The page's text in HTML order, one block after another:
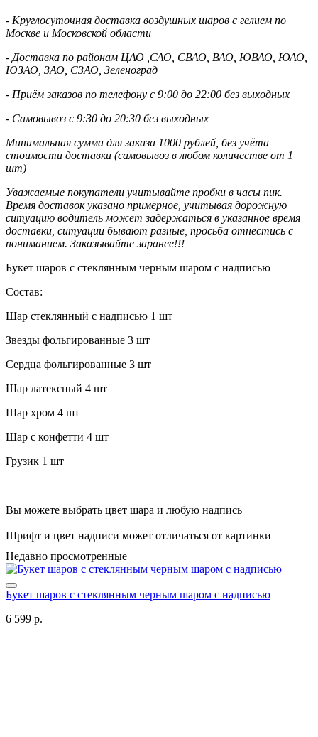
- Круглосуточная доставка воздушных шаров с гелием по
Москве и Московской области
- Доставка по районам ЦАО ,САО, СВАО, ВАО, ЮВАО, ЮАО,
ЮЗАО, ЗАО, СЗАО, Зеленоград
- Приём заказов по телефону с 9:00 до 22:00 без выходных
- Самовывоз с 9:30 до 20:30 без выходных
Минимальная сумма для заказа 1000 рублей, без учёта
стоимости доставки (самовывоз в любом количестве от 1
шт)
Уважаемые покупатели учитывайте пробки в часы пик.
Время доставок указано примерное, учитывая дорожную
ситуацию водитель может задержаться в указанное время
доставки, ситуации бывают разные, просьба отнестись с
пониманием. Заказывайте заранее!!!
Букет шаров с стеклянным черным шаром с надписью
Состав:
Шар стеклянный с надписью 1 шт
Звезды фольгированные 3 шт
Сердца фольгированные 3 шт
Шар латексный 4 шт
Шар хром 4 шт
Шар с конфетти 4 шт
Грузик 1 шт
Вы можете выбрать цвет шара и любую надпись
Шрифт и цвет надписи может отличаться от картинки
Недавно просмотренные
Букет шаров с стеклянным черным шаром с надписью
6 599 р.